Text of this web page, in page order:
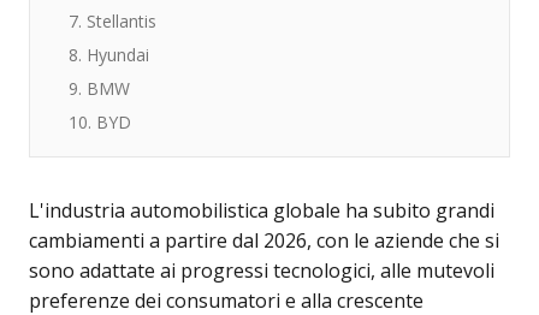
7. Stellantis
8. Hyundai
9. BMW
10. BYD
L'industria automobilistica globale ha subito grandi
cambiamenti a partire dal 2026, con le aziende che si
sono adattate ai progressi tecnologici, alle mutevoli
preferenze dei consumatori e alla crescente